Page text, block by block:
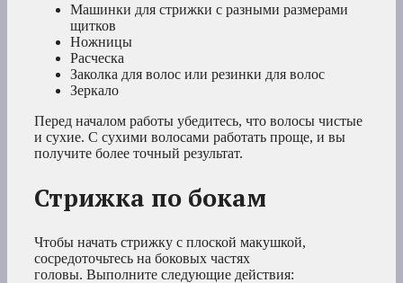
Машинки для стрижки с разными размерами
щитков
Ножницы
Расческа
Заколка для волос или резинки для волос
Зеркало
Перед началом работы убедитесь, что волосы чистые
и сухие. С сухими волосами работать проще, и вы
получите более точный результат.
Стрижка по бокам
Чтобы начать стрижку с плоской макушкой,
сосредоточьтесь на боковых частях
головы. Выполните следующие действия: